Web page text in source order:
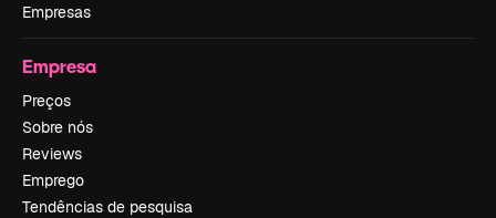
Empresas
Empresa
Preços
Sobre nós
Reviews
Emprego
Tendências de pesquisa